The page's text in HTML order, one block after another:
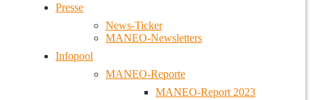
Presse
News-Ticker
MANEO-Newsletters
Infopool
MANEO-Reporte
MANEO-Report 2023